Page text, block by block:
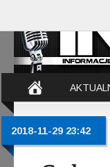
2018-11-29 23:42